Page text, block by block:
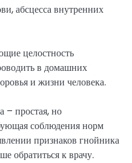
абсцесса внутренних
целостность
в домашних
и жизни человека.
– простая, но
соблюдения норм
признаков гнойника
обратиться к врачу.